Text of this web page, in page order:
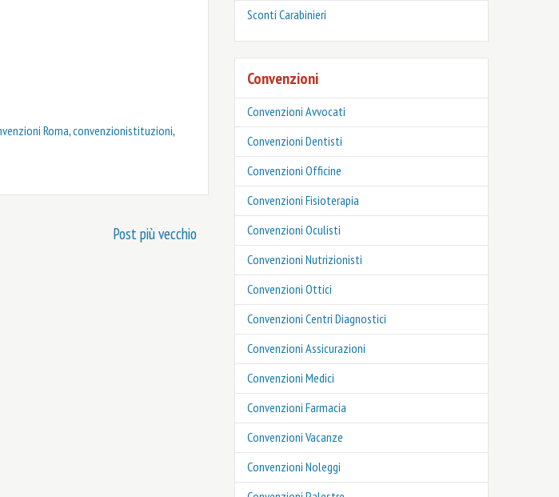
Roma,convenzionistituzioni,
Post più vecchio
‎Sconti Carabinieri
Convenzioni
Convenzioni Avvocati
Convenzioni Dentisti
Convenzioni Officine
Convenzioni Fisioterapia
Convenzioni Oculisti
Convenzioni Nutrizionisti
Convenzioni Ottici
Convenzioni Centri Diagnostici
Convenzioni Assicurazioni
Convenzioni Medici
Convenzioni Farmacia
Convenzioni Vacanze
Convenzioni Noleggi